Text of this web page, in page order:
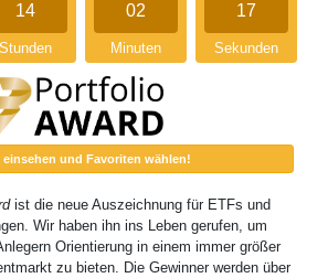
14
Stunden
02
Minuten
16
Sekunden
einsehen und Favoriten wählen!
ist die neue Auszeichnung für ETFs und
Wir haben ihn ins Leben gerufen, um
Orientierung in einem immer größer
zu bieten. Die Gewinner werden über